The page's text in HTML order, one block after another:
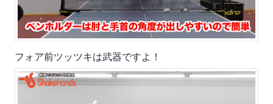
フォア前ツッツキは武器ですよ！